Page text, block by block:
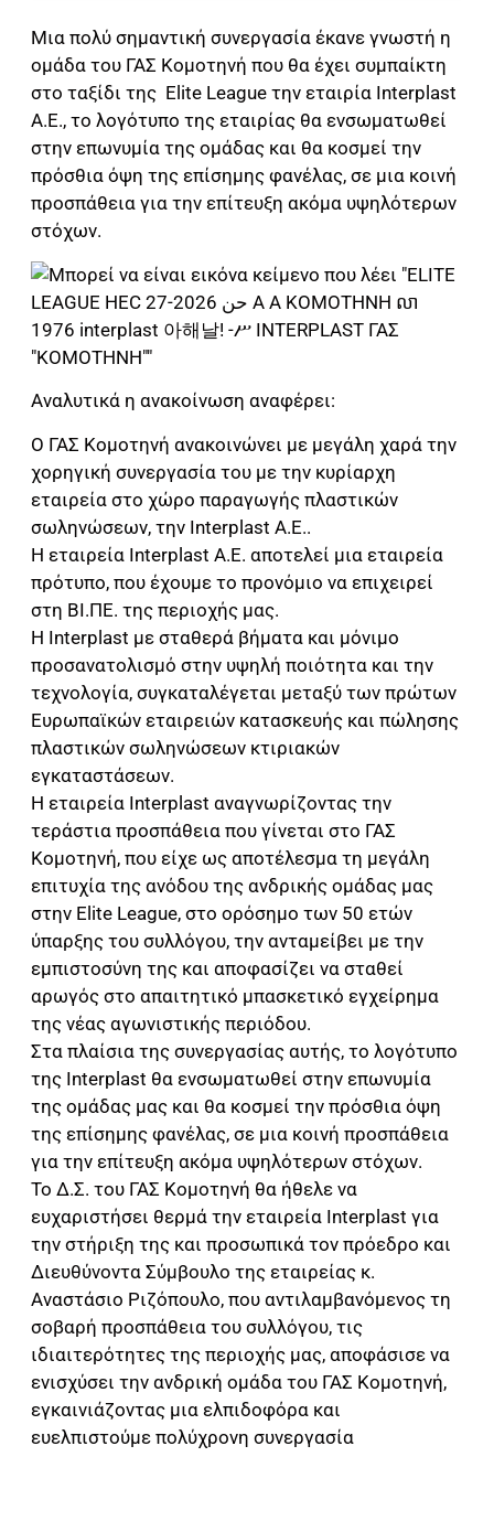
Μια πολύ σημαντική συνεργασία έκανε γνωστή η
ομάδα του ΓΑΣ Κομοτηνή που θα έχει συμπαίκτη
στο ταξίδι της Elite League την εταιρία Interplast
Α.Ε., το λογότυπο της εταιρίας θα ενσωματωθεί
στην επωνυμία της ομάδας και θα κοσμεί την
πρόσθια όψη της επίσημης φανέλας, σε μια κοινή
προσπάθεια για την επίτευξη ακόμα υψηλότερων
στόχων.
Αναλυτικά η ανακοίνωση αναφέρει:
Ο ΓΑΣ Κομοτηνή ανακοινώνει με μεγάλη χαρά την
χορηγική συνεργασία του με την κυρίαρχη
εταιρεία στο χώρο παραγωγής πλαστικών
σωληνώσεων, την Interplast Α.Ε..
Η εταιρεία Interplast Α.Ε. αποτελεί μια εταιρεία
πρότυπο, που έχουμε το προνόμιο να επιχειρεί
στη ΒΙ.ΠΕ. της περιοχής μας.
Η Interplast με σταθερά βήματα και μόνιμο
προσανατολισμό στην υψηλή ποιότητα και την
τεχνολογία, συγκαταλέγεται μεταξύ των πρώτων
Ευρωπαϊκών εταιρειών κατασκευής και πώλησης
πλαστικών σωληνώσεων κτιριακών
εγκαταστάσεων.
Η εταιρεία Interplast αναγνωρίζοντας την
τεράστια προσπάθεια που γίνεται στο ΓΑΣ
Κομοτηνή, που είχε ως αποτέλεσμα τη μεγάλη
επιτυχία της ανόδου της ανδρικής ομάδας μας
στην Elite League, στο ορόσημο των 50 ετών
ύπαρξης του συλλόγου, την ανταμείβει με την
εμπιστοσύνη της και αποφασίζει να σταθεί
αρωγός στο απαιτητικό μπασκετικό εγχείρημα
της νέας αγωνιστικής περιόδου.
Στα πλαίσια της συνεργασίας αυτής, το λογότυπο
της Interplast θα ενσωματωθεί στην επωνυμία
της ομάδας μας και θα κοσμεί την πρόσθια όψη
της επίσημης φανέλας, σε μια κοινή προσπάθεια
για την επίτευξη ακόμα υψηλότερων στόχων.
Το Δ.Σ. του ΓΑΣ Κομοτηνή θα ήθελε να
ευχαριστήσει θερμά την εταιρεία Interplast για
την στήριξη της και προσωπικά τον πρόεδρο και
Διευθύνοντα Σύμβουλο της εταιρείας κ.
Αναστάσιο Ριζόπουλο, που αντιλαμβανόμενος τη
σοβαρή προσπάθεια του συλλόγου, τις
ιδιαιτερότητες της περιοχής μας, αποφάσισε να
ενισχύσει την ανδρική ομάδα του ΓΑΣ Κομοτηνή,
εγκαινιάζοντας μια ελπιδοφόρα και
ευελπιστούμε πολύχρονη συνεργασία